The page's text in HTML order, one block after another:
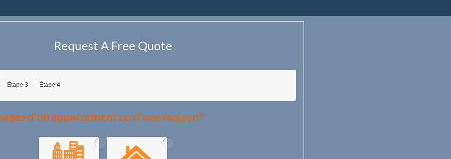
Request A Free Quote
Étape 3 Étape 4
d'un appartement ou d'une maison?